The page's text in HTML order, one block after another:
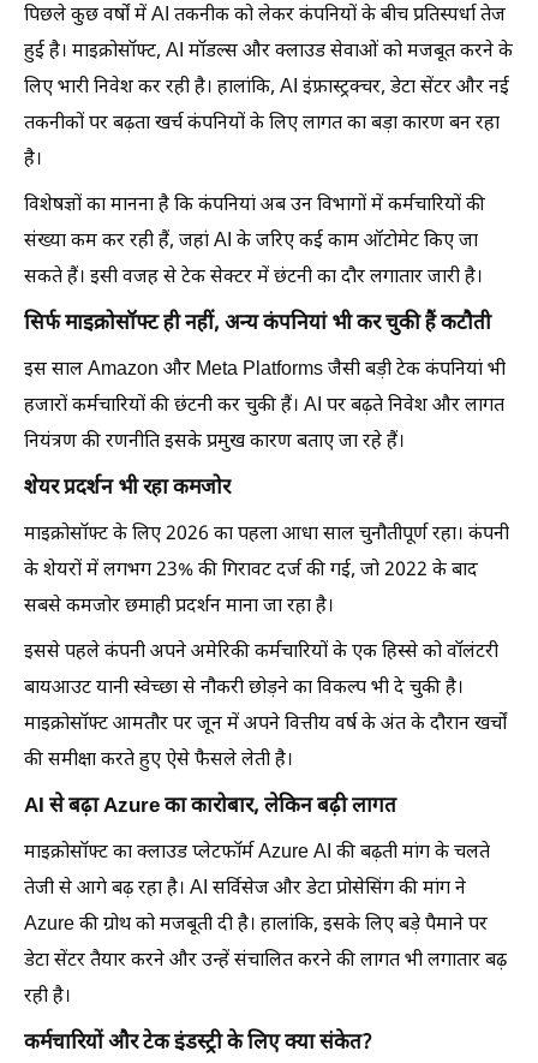
पिछले कुछ वर्षों में AI तकनीक को लेकर कंपनियों के बीच प्रतिस्पर्धा तेज
हुई है। माइक्रोसॉफ्ट, AI मॉडल्स और क्लाउड सेवाओं को मजबूत करने के
लिए भारी निवेश कर रही है। हालांकि, AI इंफ्रास्ट्रक्चर, डेटा सेंटर और नई
तकनीकों पर बढ़ता खर्च कंपनियों के लिए लागत का बड़ा कारण बन रहा
है।
विशेषज्ञों का मानना है कि कंपनियां अब उन विभागों में कर्मचारियों की
संख्या कम कर रही हैं, जहां AI के जरिए कई काम ऑटोमेट किए जा
सकते हैं। इसी वजह से टेक सेक्टर में छंटनी का दौर लगातार जारी है।
सिर्फ माइक्रोसॉफ्ट ही नहीं, अन्य कंपनियां भी कर चुकी हैं कटौती
इस साल Amazon और Meta Platforms जैसी बड़ी टेक कंपनियां भी
हजारों कर्मचारियों की छंटनी कर चुकी हैं। AI पर बढ़ते निवेश और लागत
नियंत्रण की रणनीति इसके प्रमुख कारण बताए जा रहे हैं।
शेयर प्रदर्शन भी रहा कमजोर
माइक्रोसॉफ्ट के लिए 2026 का पहला आधा साल चुनौतीपूर्ण रहा। कंपनी
के शेयरों में लगभग 23% की गिरावट दर्ज की गई, जो 2022 के बाद
सबसे कमजोर छमाही प्रदर्शन माना जा रहा है।
इससे पहले कंपनी अपने अमेरिकी कर्मचारियों के एक हिस्से को वॉलंटरी
बायआउट यानी स्वेच्छा से नौकरी छोड़ने का विकल्प भी दे चुकी है।
माइक्रोसॉफ्ट आमतौर पर जून में अपने वित्तीय वर्ष के अंत के दौरान खर्चों
की समीक्षा करते हुए ऐसे फैसले लेती है।
AI से बढ़ा Azure का कारोबार, लेकिन बढ़ी लागत
माइक्रोसॉफ्ट का क्लाउड प्लेटफॉर्म Azure AI की बढ़ती मांग के चलते
तेजी से आगे बढ़ रहा है। AI सर्विसेज और डेटा प्रोसेसिंग की मांग ने
Azure की ग्रोथ को मजबूती दी है। हालांकि, इसके लिए बड़े पैमाने पर
डेटा सेंटर तैयार करने और उन्हें संचालित करने की लागत भी लगातार बढ़
रही है।
कर्मचारियों और टेक इंडस्ट्री के लिए क्या संकेत?